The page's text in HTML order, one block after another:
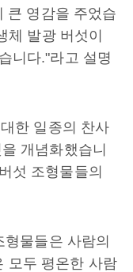
큰 영감을 주었습
체 발광 버섯이
니다."라고 설명
한 일종의 찬사
개념화했습니
섯 조형물들의
형물들은 사람의
모두 평온한 사람